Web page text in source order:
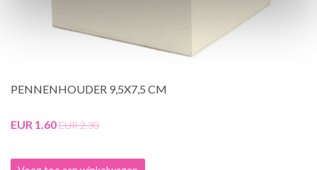
PENNENHOUDER 9,5X7,5 CM
EUR 1.60EUR 2.30